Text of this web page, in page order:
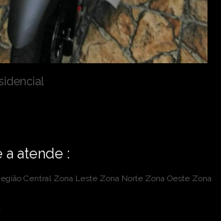
a atende :
Central Zona Leste Zona Norte Zona Oeste Zona